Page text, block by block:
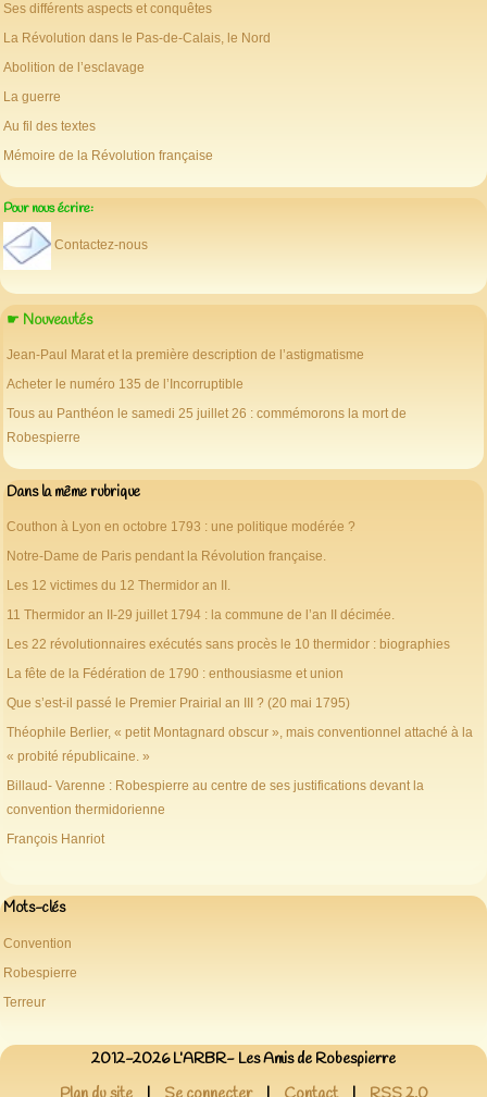
Ses différents aspects et conquêtes
La Révolution dans le Pas-de-Calais, le Nord
Abolition de l’esclavage
La guerre
Au fil des textes
Mémoire de la Révolution française
Pour nous écrire:
Contactez-nous
☛ Nouveautés
Jean-Paul Marat et la première description de l’astigmatisme
Acheter le numéro 135 de l’Incorruptible
Tous au Panthéon le samedi 25 juillet 26 : commémorons la mort de
Robespierre
Dans la même rubrique
Couthon à Lyon en octobre 1793 : une politique modérée ?
Notre-Dame de Paris pendant la Révolution française.
Les 12 victimes du 12 Thermidor an II.
11 Thermidor an II-29 juillet 1794 : la commune de l’an II décimée.
Les 22 révolutionnaires exécutés sans procès le 10 thermidor : biographies
La fête de la Fédération de 1790 : enthousiasme et union
Que s’est-il passé le Premier Prairial an III ? (20 mai 1795)
Théophile Berlier, « petit Montagnard obscur », mais conventionnel attaché à la
« probité républicaine. »
Billaud- Varenne : Robespierre au centre de ses justifications devant la
convention thermidorienne
François Hanriot
Mots-clés
Convention
Robespierre
Terreur
2012-2026 L’ARBR- Les Amis de Robespierre